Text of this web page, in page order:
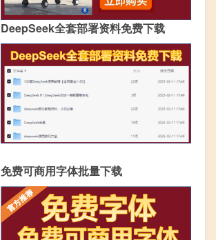
DeepSeek全套部署资料免费下载
免费可商用字体批量下载